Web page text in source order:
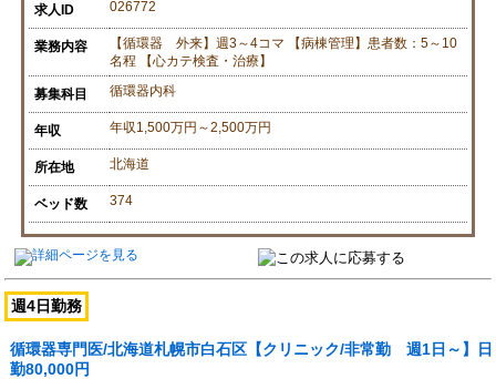
求人ID 026772
業務内容
【循環器 外来】週3～4コマ 【病棟管理】患者数：5～10
名程 【心カテ検査・治療】
募集科目 循環器内科
年収 年収1,500万円～2,500万円
所在地 北海道
ベッド数 374
週4日勤務
循環器専門医/北海道札幌市白石区【クリニック/非常勤 週1日～】日
勤80,000円